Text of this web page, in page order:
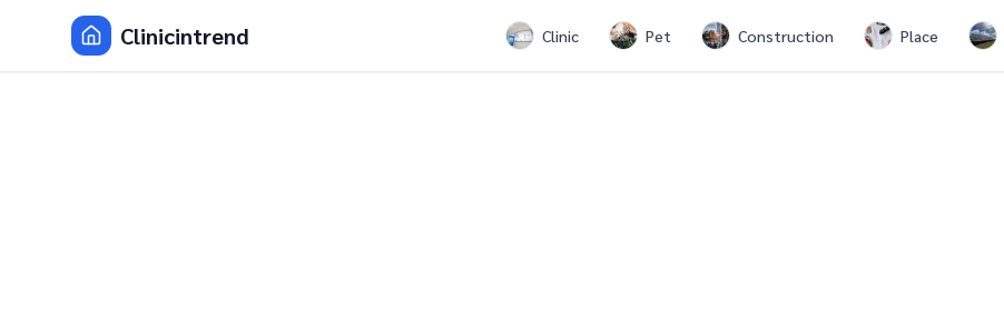
Clinicintrend Clinic Pet Construction Place